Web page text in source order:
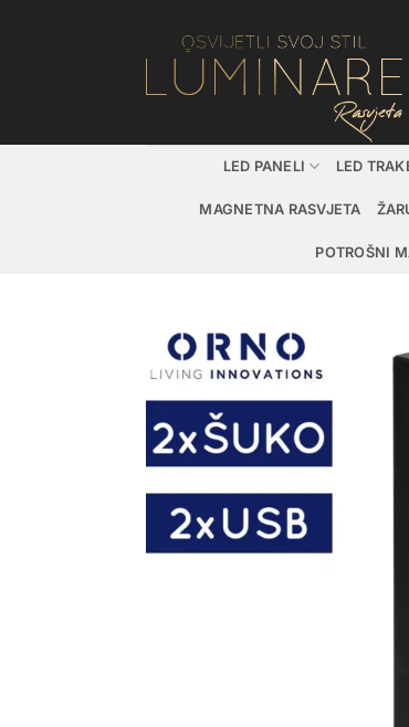
LED PANELI LED
MAGNETNA RASVJETA
POTROŠNI